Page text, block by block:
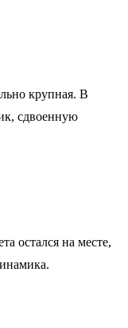
крупная. В
сдвоенную
остался на месте,